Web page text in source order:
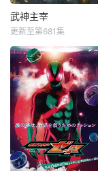
武神主宰
更新至第681集